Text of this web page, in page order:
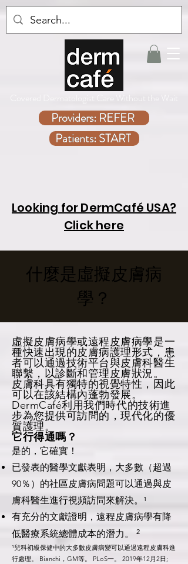
Covered Dermatologist Care Without the Wait
Providers: REFER
Patients: START
Looking for DermCafé USA?
Click here
什麼是虛擬皮膚病
學？
虛擬皮膚病學或遠程皮膚病學是一
種快速出現的皮膚病護理形式，患
者可以通過技術平台與皮膚科醫生
聯繫，以診斷和管理皮膚狀況。
皮膚科具有獨特的視覺特性，因此
可以在該結構內蓬勃發展。
DermCafé利用我們時代的技術進
步為您提供可訪問的，現代化的優
質護理。
它行得通嗎？
是的，它確實！
已發表的醫學文獻表明，大多數（超過
90％）的社區皮膚病問題可以通過與皮
膚科醫生進行視頻訪問來解決。¹
有充分的文獻證明，遠程皮膚病學有降
低醫療系統總體成本的潛力。 ²
¹兒科初級保健中的大多數皮膚病變可以通過遠程皮膚科進
行處理。 Bianchi，GM等。 PLoS一。 2019年12月2日;